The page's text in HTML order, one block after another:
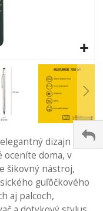
dizajn s
doma, v
šikovný nástroj,
guľôčkového
aj palcoch,